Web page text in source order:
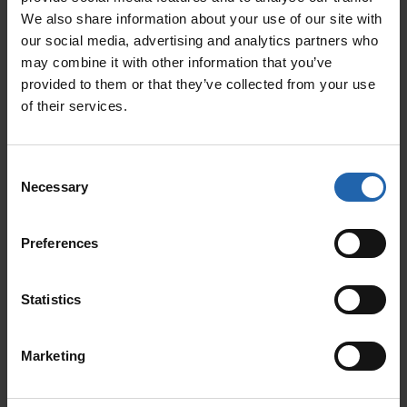
We also share information about your use of our site with
our social media, advertising and analytics partners who
may combine it with other information that you’ve
provided to them or that they’ve collected from your use
of their services.
Selection
Necessary
Preferences
Statistics
Marketing